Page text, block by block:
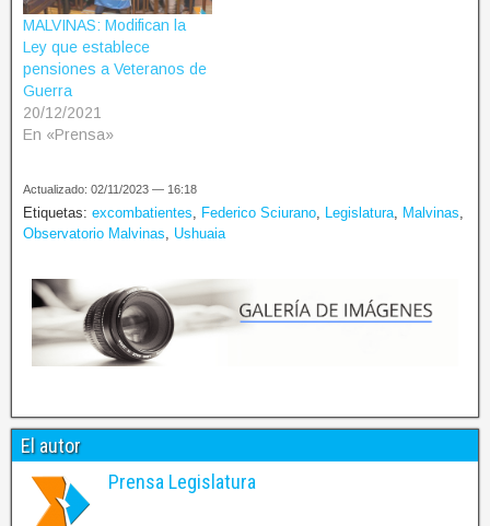
MALVINAS: Modifican la
Ley que establece
pensiones a Veteranos de
Guerra
20/12/2021
En «Prensa»
Actualizado: 02/11/2023 — 16:18
Etiquetas: excombatientes Federico Sciurano Legislatura Malvinas
Observatorio Malvinas
Ushuaia
El autor
Prensa Legislatura